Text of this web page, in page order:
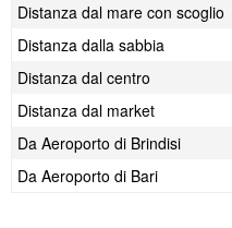
Distanza dal mare con scoglio
Distanza dalla sabbia
Distanza dal centro
Distanza dal market
Da Aeroporto di Brindisi
Da Aeroporto di Bari